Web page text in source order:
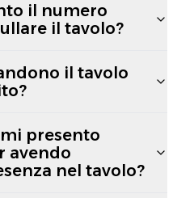
il numero
il tavolo?
il tavolo
presento
avendo
nel tavolo?